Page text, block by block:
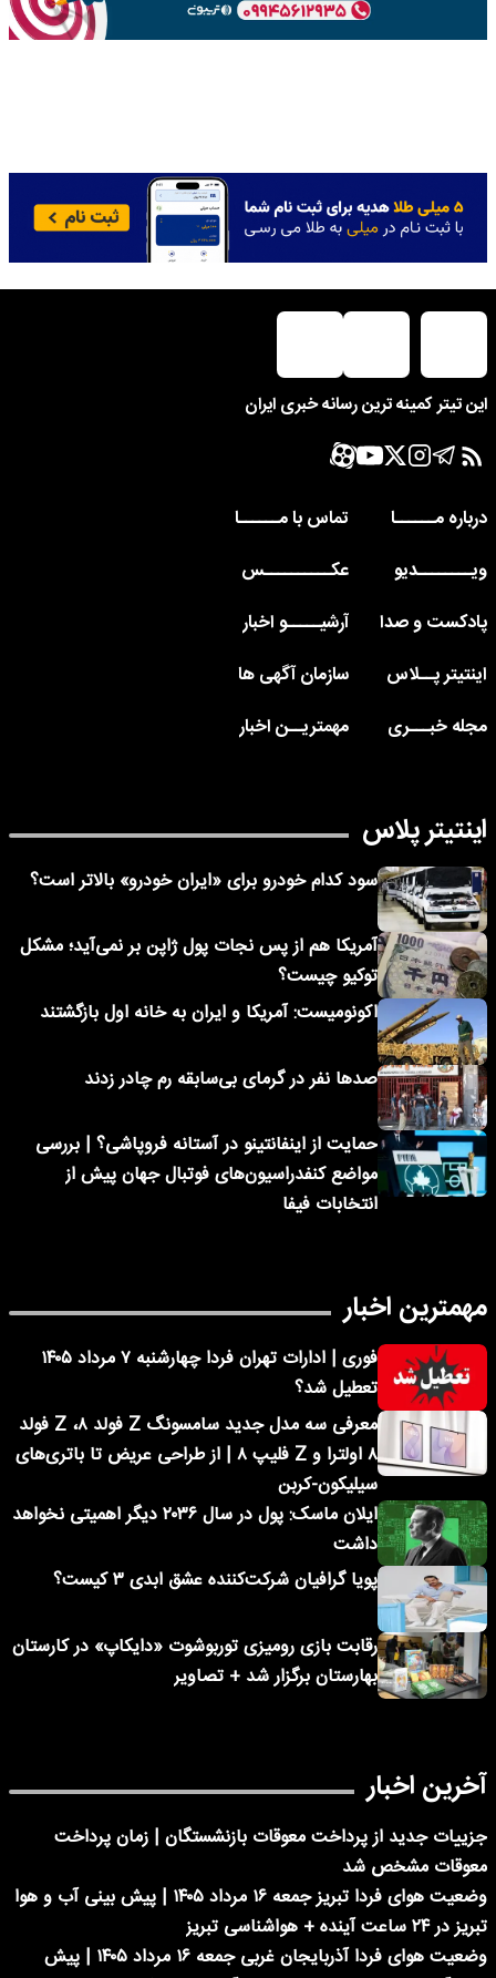
این تیتر کمینه ترین رسانه خبری ایران
درباره مــــــا
تماس با مــــــا
ویــــــــدیو
عکــــــــــس
پادکست و صدا
آرشیـــــو اخبار
اینتیتر پــلاس
سازمان آگهی ها
مجله خبـــری
مهمتریــن اخبار
اینتیتر پلاس
سود کدام خودرو برای «ایران خودرو» بالاتر است؟
آمریکا هم از پس نجات پول ژاپن بر نمی‌آید؛ مشکل
توکیو چیست؟
اکونومیست: آمریکا و ایران به خانه اول بازگشتند
صدها نفر در گرمای بی‌سابقه رم چادر زدند
حمایت از اینفانتینو در آستانه فروپاشی؟ | بررسی
مواضع کنفدراسیون‌های فوتبال جهان پیش از
انتخابات فیفا
مهمترین اخبار
فوری | ادارات تهران فردا چهارشنبه ۷ مرداد ۱۴۰۵
تعطیل شد؟
معرفی سه مدل جدید سامسونگ Z فولد ۸، Z فولد
۸ اولترا و Z فلیپ ۸ | از طراحی عریض تا باتری‌های
سیلیکون-کربن
ایلان ماسک: پول در سال ۲۰۳۶ دیگر اهمیتی نخواهد
داشت
پویا گرافیان شرکت‌کننده عشق ابدی ۳ کیست؟
رقابت بازی رومیزی توربوشوت «دایکاپ» در کارستان
بهارستان برگزار شد + تصاویر
آخرین اخبار
جزییات جدید از پرداخت معوقات بازنشستگان | زمان پرداخت
معوقات مشخص شد
وضعیت هوای فردا تبریز جمعه ۱۶ مرداد ۱۴۰۵ | پیش بینی آب و هوا
تبریز در ۲۴ ساعت آینده + هواشناسی تبریز
وضعیت هوای فردا آذربایجان غربی جمعه ۱۶ مرداد ۱۴۰۵ | پیش